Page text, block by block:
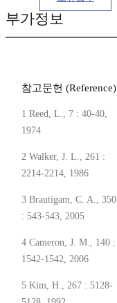
부가정보
참고문헌 (Reference)
1 Reed, L., 7 : 40-40,
1974
2 Walker, J. L., 261 :
2214-2214, 1986
3 Brautigam, C. A., 350
: 543-543, 2005
4 Cameron, J. M., 140 :
1542-1542, 2006
5 Kim, H., 267 : 5128-